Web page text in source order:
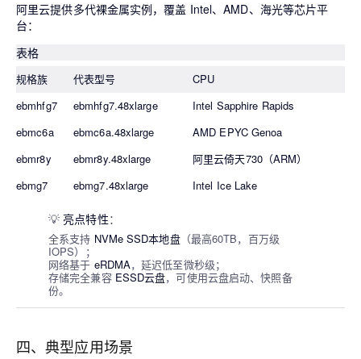
阿里云提供多代裸金属实例，覆盖 Intel、AMD、海光等芯片平
台：
表格
规格族 代表型号 CPU
ebmhfg7
ebmhfg7.48xlarge Intel Sapphire Rapids
ebmc6a
ebmc6a.48xlarge AMD EPYC Genoa
ebmr8y
ebmr8y.48xlarge 阿里云倚天730（ARM）
ebmg7
ebmg7.48xlarge Intel Ice Lake
💡亮点特性：
全系支持 NVMe SSD本地盘（最高60TB，百万级
IOPS）；
网络基于 eRDMA，延迟低至微秒级；
存储完全兼容 ESSD云盘，可使用云盘启动、快照备
份。
四、典型应用场景